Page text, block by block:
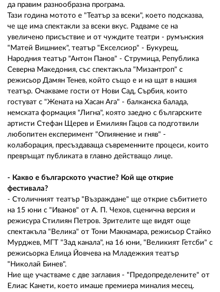
да правим разнообразна програма.
Тази година мотото е "Театър за всеки", което подсказва,
че ще има спектакли за всеки вкус. Радваме се на
увеличено присъствие и от чуждите театри - румънския
"Матей Вишниек", театър "Екселсиор" - Букурещ,
Народния театър "Антон Панов" - Струмица, Република
Северна Македония, със спектакъла "Мизантроп" с
режисьор Дамян Тенев, който също е и на щат в нашия
театър. Очакваме гости от Нови Сад, Сърбия, които
гостуват с "Жената на Хасан Ага" - балканска балада,
немската формация "Лигна", която заедно с българските
артисти Стефан Щерев и Емилиян Гацов са подготвили
любопитен експеримент "Опиянение и гняв" -
колаборация, пресъздаваща съвременните процеси, които
превръщат публиката в главно действащо лице.
- Какво е българското участие? Кой ще открие
фестивала?
- Столичният театър "Възраждане" ще открие събитието
на 15 юни с "Иванов" от А. П. Чехов, сценична версия и
режисура Стилиян Петров. Зрителите ще видят още
спектакъла "Велика" от Тони Макнамара, режисьор Стайко
Мурджев, МГТ "Зад канала", на 16 юни, "Великият Гетсби" с
режисьорка Елица Йовчева на Младежкия театър
"Николай Бинев".
Ние ще участваме с две заглавия - "Предопределените" от
Елиас Канети, което имаше премиера миналия месец.